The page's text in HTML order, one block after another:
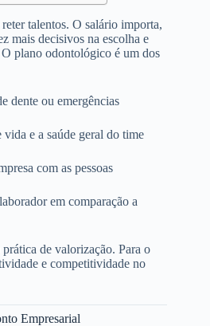
talentos. O salário importa,
mais decisivos na escolha e
plano odontológico é um dos
dente ou emergências
e a saúde geral do time
com as pessoas
em comparação a
de valorização. Para o
e competitividade no
Empresarial